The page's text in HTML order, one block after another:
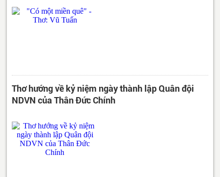
Thơ hướng về kỷ niệm ngày thành lập Quân đội
NDVN của Thân Đức Chính